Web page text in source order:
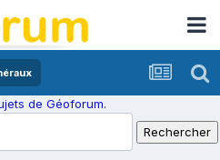
de Géoforum.